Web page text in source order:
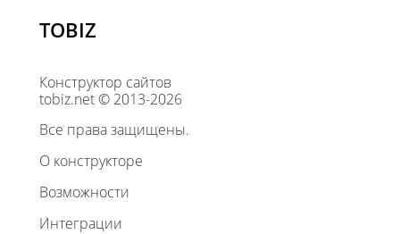
TOBIZ
Конструктор сайтов
tobiz.net © 2013-2026
Все права защищены.
О конструкторе
Возможности
Интеграции